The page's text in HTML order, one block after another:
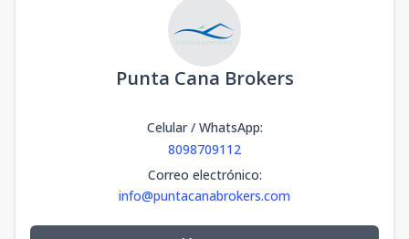
Punta Cana Brokers
Celular / WhatsApp:
8098709112
Correo electrónico:
info@puntacanabrokers.com